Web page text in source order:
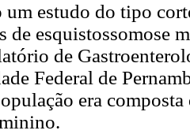
um estudo do tipo
de esquistossomose
de
Federal de
era